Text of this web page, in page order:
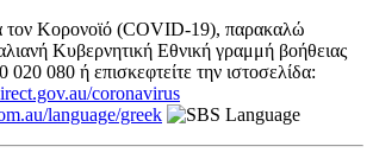
τον Κορονοϊό (COVID-19), παρακαλώ
Κυβερνητική Εθνική γραμμή βοήθειας
080 ή επισκεφτείτε την ιστοσελίδα:
coronavirus
language/greek